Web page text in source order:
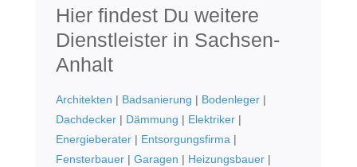
Hier findest Du weitere
Dienstleister in Sachsen-
Anhalt
Architekten | Badsanierung | Bodenleger|
Dachdecker| Dämmung | Elektriker|
Energieberater| Entsorgungsfirma |
Fensterbauer| Garagen | Heizungsbauer|